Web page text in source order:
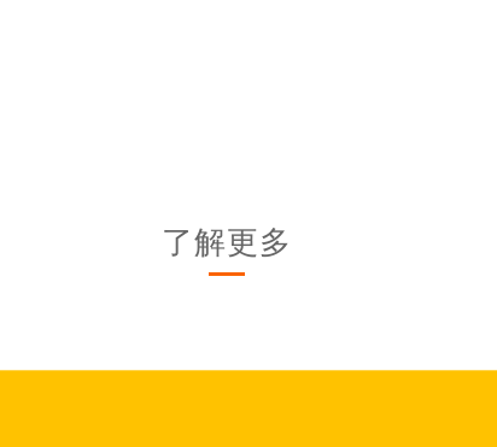
了解更多